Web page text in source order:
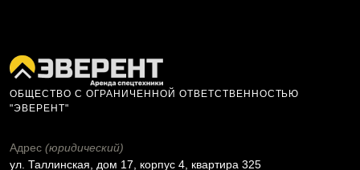
ОБЩЕСТВО С ОГРАНИЧЕННОЙ ОТВЕТСТВЕННОСТЬЮ
"ЭВЕРЕНТ"
Адрес (юридический)
ул. Таллинская, дом 17, корпус 4, квартира 325